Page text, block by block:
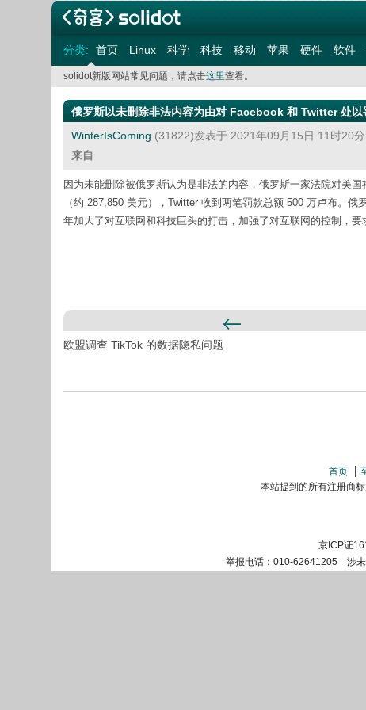
分类: 首页 Linux 科学 科技 移动 苹果 硬件 软件
solidot新版网站常见问题，请点击这里查看。
俄罗斯以未删除非法内容为由对 Facebook 和 Twitter 处以
WinterIsComing (31822)发表于 2021年09月15日 11时20
来自
因为未能删除被俄罗斯认为是非法的内容，俄罗斯一家法院对美
（约 287,850 美元），Twitter 收到两笔罚款总额 500 万卢布。
年加大了对互联网和科技巨头的打击，加强了对互联网的控制，
欧盟调查 TikTok 的数据隐私问题
首页
本站提到的所有注册商
京ICP证
举报电话：010-62641205 涉未